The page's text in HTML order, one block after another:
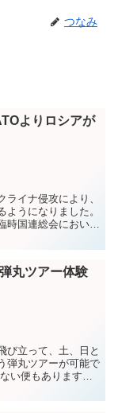
つなみ
よりロシアが
イナ侵攻により、
うになりました。
時国連総会において
丸ツアー体験
び立って、土、日と
弾丸ツアーが可能で
い便もあります